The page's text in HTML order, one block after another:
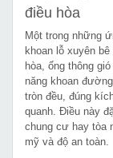
điều hòa
Một trong những
khoan lỗ xuyên
hòa, ống thông
năng khoan
tròn đều, đúng
quanh. Điều này
chung cư hay tòa
mỹ và độ an toàn.